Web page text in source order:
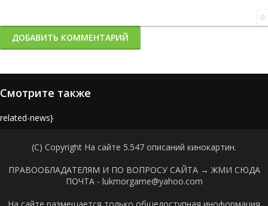
0
ДОБАВИТЬ КОММЕНТАРИЙ
Смотрите также
news}
(C) Copyright На сайте 5.547 описаний кинокартин.
ПРАВООБЛАДАТЕЛЯМ И ПО ВОПРОСУ САЙТА → ЖМИ СЮДА
ПОЧТА - lukmorgame@yahoo.com